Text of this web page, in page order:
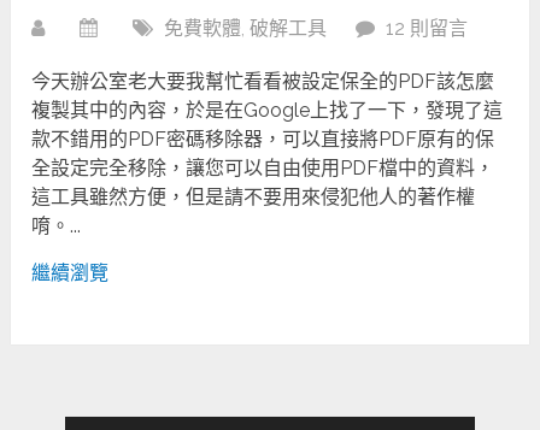
免費軟體 ,破解工具 12 則留言
今天辦公室老大要我幫忙看看被設定保全的PDF該怎麼
複製其中的內容，於是在Google上找了一下，發現了這
款不錯用的PDF密碼移除器，可以直接將PDF原有的保
全設定完全移除，讓您可以自由使用PDF檔中的資料，
這工具雖然方便，但是請不要用來侵犯他人的著作權
唷。...
繼續瀏覽